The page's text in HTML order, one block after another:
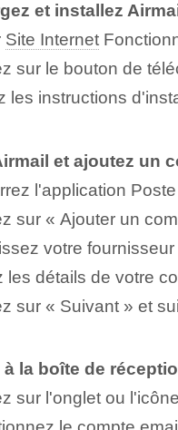
et installez
Site Internet
sur le bouton de
les instructions
et ajoutez un
l'application
sur « Ajouter un
votre
les détails de votre
sur « Suivant » et
la boîte de
sur l'onglet ou